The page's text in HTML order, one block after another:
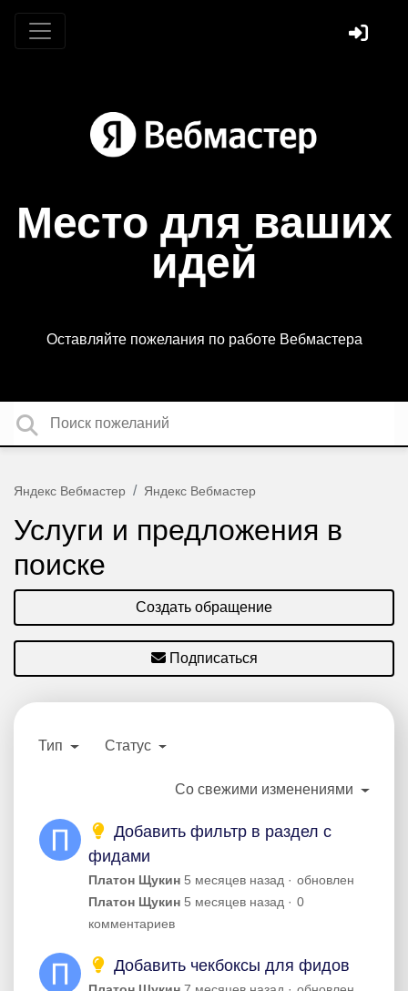
Место для ваших
идей
Оставляйте пожелания по работе Вебмастера
Яндекс Вебмастер Яндекс Вебмастер
Услуги и предложения в
поиске
Создать обращение
Подписаться
Тип Статус
Со свежими изменениями
Добавить фильтр в раздел с
фидами
Платон Щукин 5 месяцев назад
обновлен
Платон Щукин 5 месяцев назад
0
комментариев
Добавить чекбоксы для фидов